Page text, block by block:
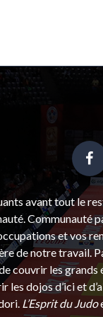
avant tout le
Communauté
et vos
de notre travail.
couvrir les grands
les dojos d’ici et
L’Esprit du Judo